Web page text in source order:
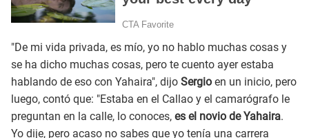
"De mi vida privada, es mío, yo no hablo muchas cosas y
se ha dicho muchas cosas, pero te cuento ayer estaba
hablando de eso con Yahaira", dijo Sergio en un inicio, pero
luego, contó que: "Estaba en el Callao y el camarógrafo le
preguntan en la calle, lo conoces, es el novio de Yahaira.
Yo dije, pero acaso no sabes que yo tenía una carrera